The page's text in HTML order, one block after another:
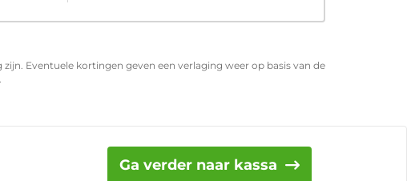
Eventuele kortingen geven een verlaging weer op basis van de
Ga verder naar kassa